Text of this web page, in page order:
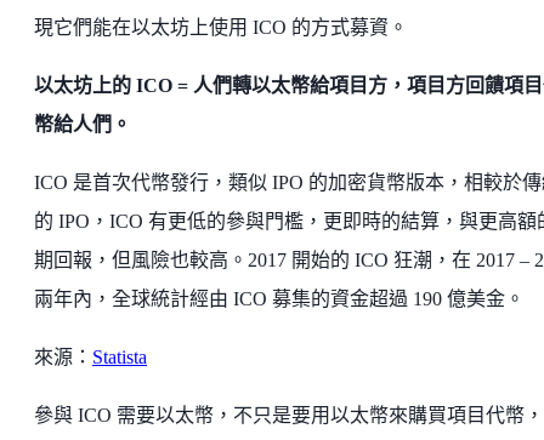
現它們能在以太坊上使用 ICO 的方式募資。
以太坊上的 ICO = 人們轉以太幣給項目方，項目方回饋項
幣給人們。
ICO 是首次代幣發行，類似 IPO 的加密貨幣版本，相較於
的 IPO，ICO 有更低的參與門檻，更即時的結算，與更高額
期回報，但風險也較高。2017 開始的 ICO 狂潮，在 2017 –
兩年內，全球統計經由 ICO 募集的資金超過 190 億美金。
來源： Statista
參與 ICO 需要以太幣，不只是要用以太幣來購買項目代幣